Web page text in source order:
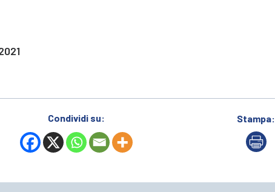
Condividi su: Stampa: